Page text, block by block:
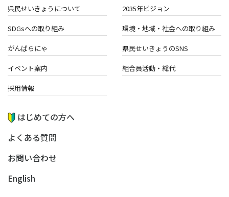
県民せいきょうについて 2035年ビジョン
SDGsへの取り組み 環境・地域・ 社会への取り組み
がんばらにゃ 県民せいきょうのSNS
イベント案内 組合員活動・総代
採用情報
はじめての方へ
よくある質問
お問い合わせ
English